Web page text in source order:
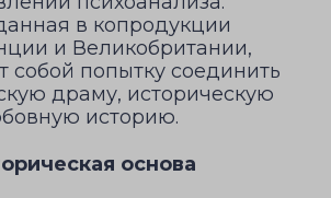
в копродукции
и Великобритании,
собой попытку соединить
драму, историческую
историю.
основа